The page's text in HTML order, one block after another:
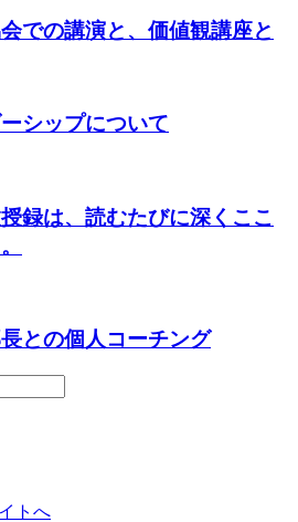
での講演と、価値観講座と
シップについて
録は、読むたびに深くここ
との個人コーチング